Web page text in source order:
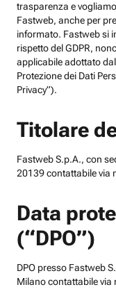
trasparenza e
Fastweb, anche per
informato. Fastweb si
rispetto del GDPR,
applicabile adottato
Protezione dei Dati
Privacy”).
Titolare
Fastweb S.p.A., con
20139 contattabile via
Data
(“DPO”)
DPO presso Fastweb
Milano contattabile via